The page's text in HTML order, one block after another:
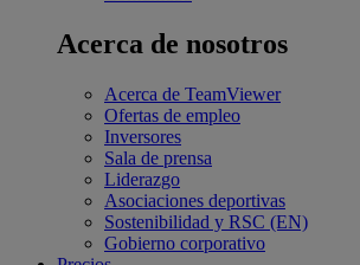
Acerca de nosotros
Acerca de TeamViewer
Ofertas de empleo
Inversores
Sala de prensa
Liderazgo
Asociaciones deportivas
Sostenibilidad y RSC (EN)
Gobierno corporativo